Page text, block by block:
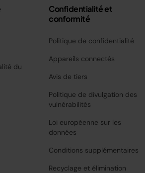
du
Confidentialité et
conformité
Politique de confidentialité
Appareils connectés
Avis de tiers
Politique de divulgation des
vulnérabilités
Loi européenne sur les
données
Conditions supplémentaires
Recyclage et élimination